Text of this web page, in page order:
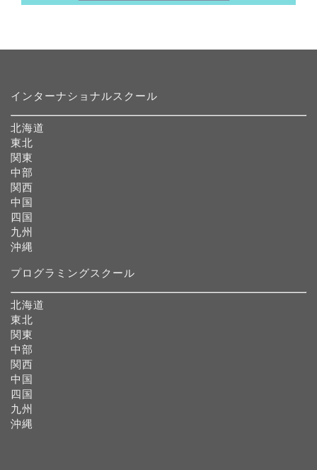
インターナショナルスクール
北海道
東北
関東
中部
関西
中国
四国
九州
沖縄
プログラミングスクール
北海道
東北
関東
中部
関西
中国
四国
九州
沖縄